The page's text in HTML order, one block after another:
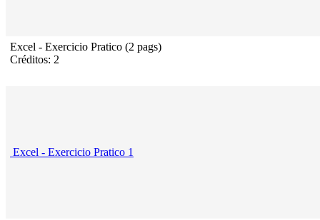
Excel - Exercicio Pratico (2 pags)
Créditos: 2
Excel - Exercicio Pratico 1